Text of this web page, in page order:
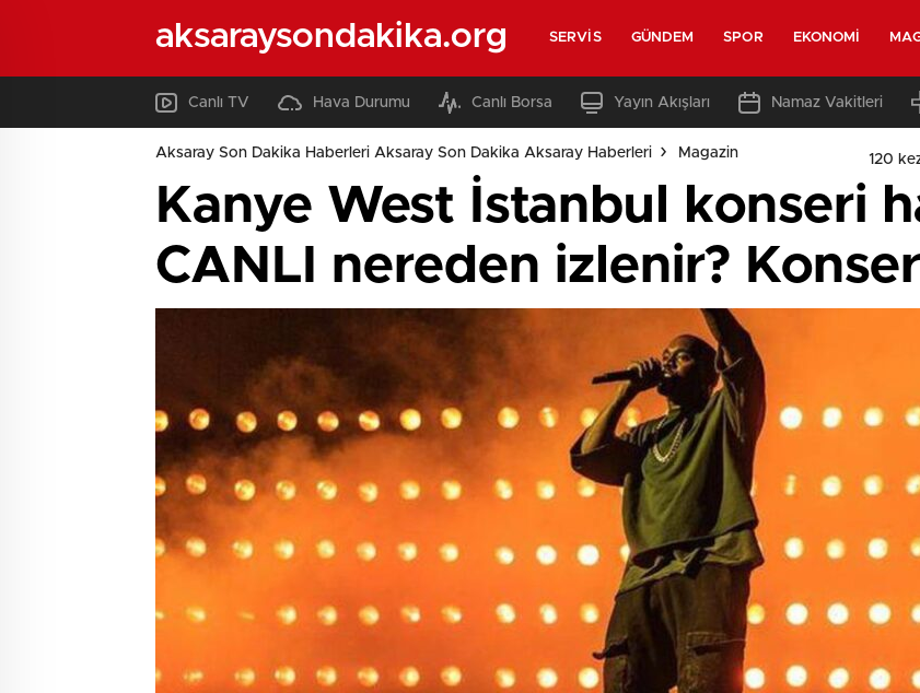
aksaraysondakika.org SERVIS GÜNDEM SPOR EKONOMI
Canlı TV Hava Durumu Canlı Borsa Yayın Akışları Namaz Vakitleri
Aksaray Son Dakika Haberleri Aksaray Son Dakika Aksaray Haberleri Magazin 120
Kanye West İstanbul konseri
CANLI nereden izlenir?